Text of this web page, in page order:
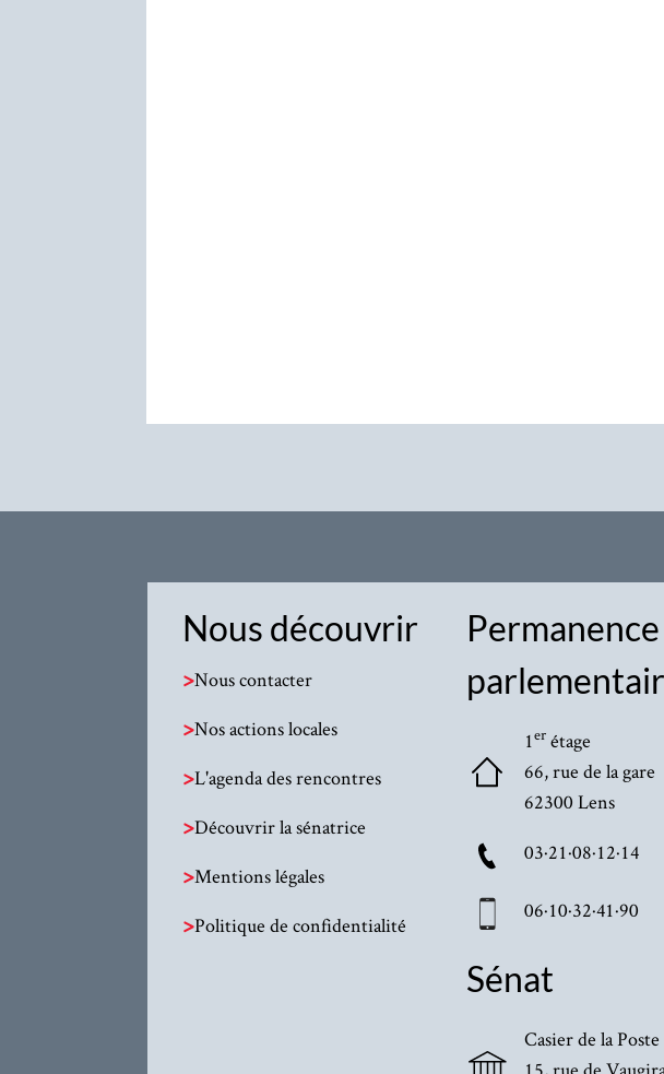
Nous découvrir
>Nous contacter
>Nos actions locales
>L'agenda des rencontres
>Découvrir la sénatrice
>Mentions légales
>Politique de confidentialité
Permanence
1er étage
66, rue de la gare
62300 Lens
03·21·08·12·14
06·10·32·41·90
Sénat
Casier de la Poste